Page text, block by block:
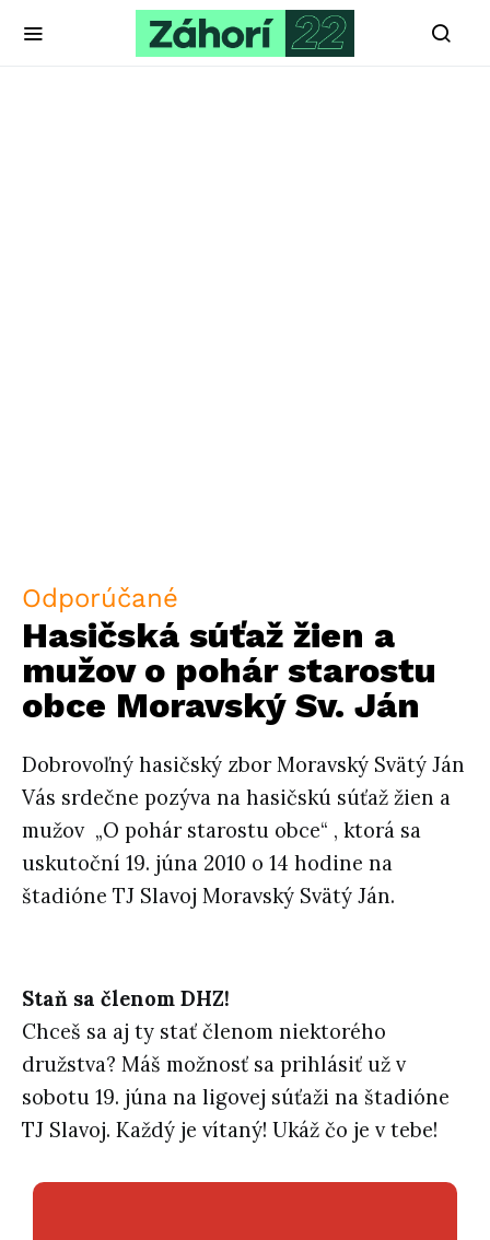
Odporúčané
Hasičská súťaž žien a
mužov o pohár starostu
obce Moravský Sv. Ján
Dobrovoľný hasičský zbor Moravský Svätý Ján
Vás srdečne pozýva na hasičskú súťaž žien a
mužov „O pohár starostu obce“ , ktorá sa
uskutoční 19. júna 2010 o 14 hodine na
štadióne TJ Slavoj Moravský Svätý Ján.
Staň sa členom DHZ!
Chceš sa aj ty stať členom niektorého
družstva? Máš možnosť sa prihlásiť už v
sobotu 19. júna na ligovej súťaži na štadióne
TJ Slavoj. Každý je vítaný! Ukáž čo je v tebe!